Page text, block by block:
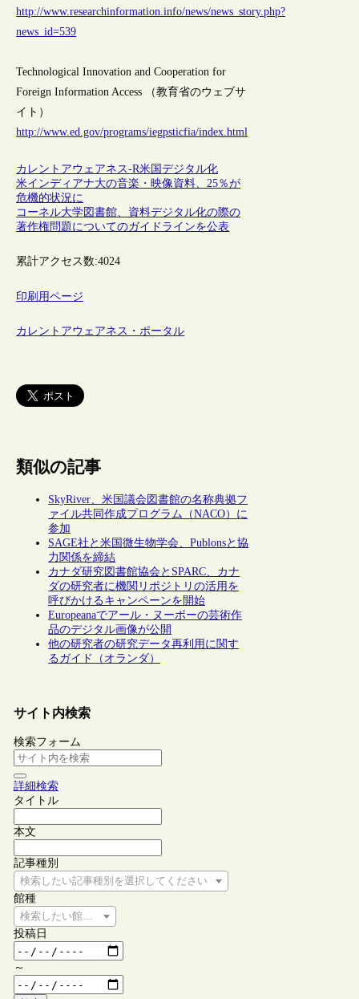
http://www.researchinformation.info/news/news_story.php?
news_id=539
Technological Innovation and Cooperation for
Foreign Information Access （教育省のウェブサ
イト）
http://www.ed.gov/programs/iegpsticfia/index.html
カレントアウェアネス-R米国デジタル化
米インディアナ大の音楽・映像資料、25％が
危機的状況に
コーネル大学図書館、資料デジタル化の際の
著作権問題についてのガイドラインを公表
累計アクセス数:4024
印刷用ページ
カレントアウェアネス・ポータル
類似の記事
SkyRiver、米国議会図書館の名称典拠フ
ァイル共同作成プログラム（NACO）に
参加
SAGE社と米国微生物学会、Publonsと協
力関係を締結
カナダ研究図書館協会とSPARC、カナ
ダの研究者に機関リポジトリの活用を
呼びかけるキャンペーンを開始
Europeanaでアール・ヌーボーの芸術作
品のデジタル画像が公開
他の研究者の研究データ再利用に関す
るガイド（オランダ）
サイト内検索
検索フォーム
詳細検索
タイトル
本文
記事種別
検索したい記事種別を選択してください
館種
検索したい館種を選択してください
投稿日
～